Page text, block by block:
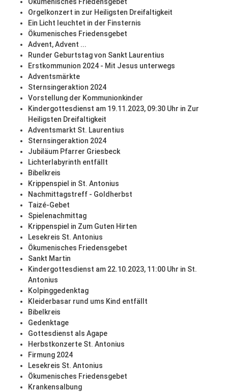
Orgelkonzert in zur Heiligsten Dreifaltigkeit
Ein Licht leuchtet in der Finsternis
Ökumenisches Friedensgebet
Advent, Advent ...
Runder Geburtstag von Sankt Laurentius
Erstkommunion 2024 - Mit Jesus unterwegs
Adventsmärkte
Sternsingeraktion 2024
Vorstellung der Kommunionkinder
Kindergottesdienst am 19.11.2023, 09:30 Uhr in Zur
Heiligsten Dreifaltigkeit
Adventsmarkt St. Laurentius
Sternsingeraktion 2024
Jubiläum Pfarrer Griesbeck
Lichterlabyrinth entfällt
Bibelkreis
Krippenspiel in St. Antonius
Nachmittagstreff - Goldherbst
Taizé-Gebet
Spielenachmittag
Krippenspiel in Zum Guten Hirten
Lesekreis St. Antonius
Ökumenisches Friedensgebet
Sankt Martin
Kindergottesdienst am 22.10.2023, 11:00 Uhr in St.
Antonius
Kolpinggedenktag
Kleiderbasar rund ums Kind entfällt
Bibelkreis
Gedenktage
Gottesdienst als Agape
Herbstkonzerte St. Antonius
Firmung 2024
Lesekreis St. Antonius
Ökumenisches Friedensgebet
Krankensalbung